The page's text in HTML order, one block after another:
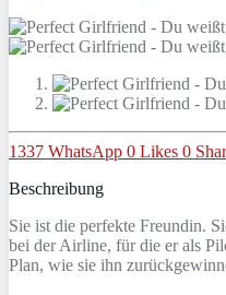
1337 WhatsApp 0 Likes 0
Beschreibung
Sie ist die perfekte Freundin.
bei der Airline, für die er als
Plan, wie sie ihn